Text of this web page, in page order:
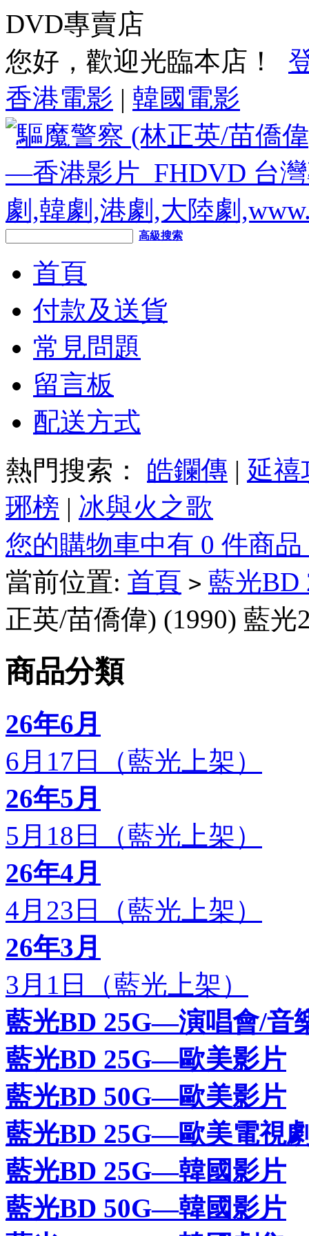
DVD專賣店
您好，歡迎光臨本店！
香港電影 | 韓國電影
高級搜索
首頁
付款及送貨
常見問題
留言板
配送方式
熱門搜索： 皓鑭傳 | 延禧
琊榜 | 冰與火之歌
您的購物車中有 0 件商
當前位置: 首頁 > 藍光
正英/苗僑偉) (1990) 藍光
商品分類
26年6月
6月17日（藍光上架）
26年5月
5月18日（藍光上架）
26年4月
4月23日（藍光上架）
26年3月
3月1日（藍光上架）
藍光BD 25G—演唱會/音
藍光BD 25G—歐美影片
藍光BD 50G—歐美影片
藍光BD 25G—歐美電視
藍光BD 25G—韓國影片
藍光BD 50G—韓國影片